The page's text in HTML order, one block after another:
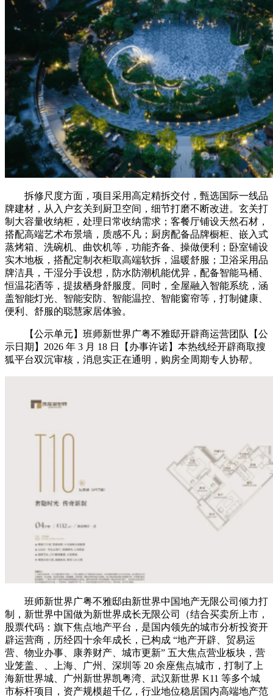
拆修尺度方面，项目采用高定精拆交付，甄选国际一线品
牌建材，从入户玄关到厨卫空间，细节打磨不断改进。玄关打
制大容量收纳柜，处理日常收纳需求；客餐厅铺设天然石材，
搭配高端艺术布景墙，质感不凡；厨房配备品牌橱柜、嵌入式
蒸烤箱、洗碗机、曲饮机等，功能齐备、操做便利；卧室铺设
实木地板，搭配定制衣柜取高端软拆，温暖舒服；卫浴采用品
牌洁具，干湿分手设想，防水防潮机能优异，配备智能马桶、
恒温花洒等，提拔栖身舒服度。同时，全屋融入智能系统，涵
盖智能灯光、智能安防、智能温控、智能窗帘等，打制健康、
便利、舒服的聪慧家居体验。
【公示单元】班师新世界广粤不雅邸开辟商运营团队【公
示日期】2026 年 3 月 18 日【办事许诺】本热线经开辟商取搜
狐平台双沉审核，消息实正在通明，购房全周期专人协帮。
班师新世界广粤不雅邸由新世界中国地产无限公司倾力打
制，新世界中国做为新世界成长无限公司（结合买卖所上市，
股票代码：旗下焦点地产平台，是国内领先的城市分析投资开
辟运营商，历经四十余年成长，已构成 “地产开辟、贸易运
营、物业办事、康养财产、城市更新” 五大焦点营业板块，营
业笼盖、、上海、广州、深圳等 20 余座焦点城市，打制了上
海新世界城、广州新世界凯粤湾、武汉新世界 K11 等多个城
市标杆项目，资产规模超千亿，行业地位稳居国内高端地产范